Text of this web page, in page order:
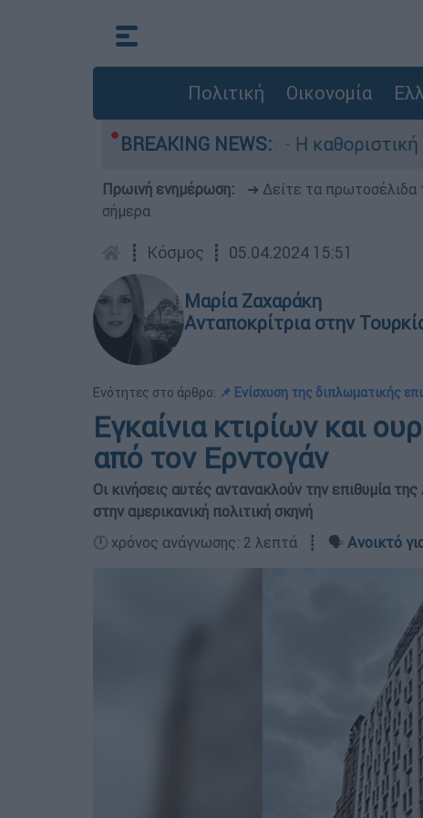
Πολιτική Οικονομία
BREAKING NEWS:
Γουίλιαμ Όρμπιτ - Η καθοριστική
Πρωινή ενημέρωση: ➔ Δείτε τα
σήμερα
┋ Κόσμος ┋ 05.04.2024 15:51
Μαρία Ζαχαράκη
Ανταποκρίτρια στην
Ενότητες στο άρθρο: 📌 Ενίσχυση της διπλωματικής
Εγκαίνια κτιρίων και
από τον Ερντογάν
Οι κινήσεις αυτές αντανακλούν την επιθυμία
στην αμερικανική πολιτική σκηνή
🕛 χρόνος ανάγνωσης: 2 λεπτά ┋ 🗣️ Ανοικτό